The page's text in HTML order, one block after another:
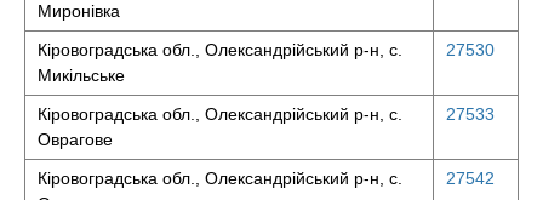
Миронівка
Кіровоградська обл., Олександрійський р-н, с.
Микільське
27530
Кіровоградська обл., Олександрійський р-н, с.
Оврагове
27533
Кіровоградська обл., Олександрійський р-н, с.
27542